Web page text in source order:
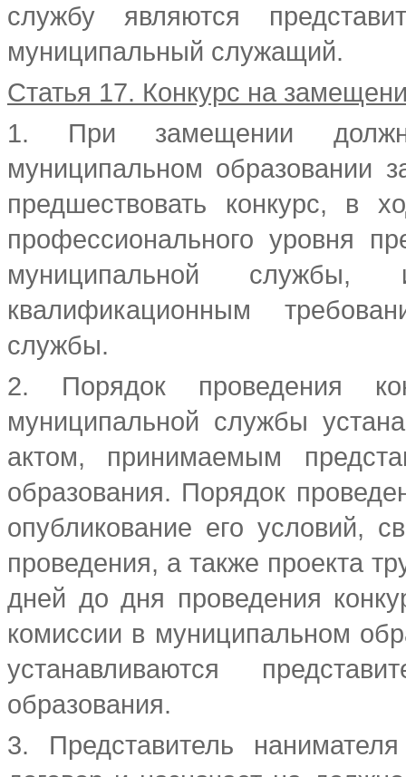
службу являются
муниципальный служащий.
Статья 17. Конкурс на
1. При замещении
муниципальном образовании
предшествовать конкурс, в
профессионального уровня
муниципальной службы,
квалификационным
службы.
2. Порядок проведения
муниципальной службы
актом, принимаемым
образования. Порядок
опубликование его условий,
проведения, а также проекта
дней до дня проведения
комиссии в муниципальном
устанавливаются
образования.
3. Представитель